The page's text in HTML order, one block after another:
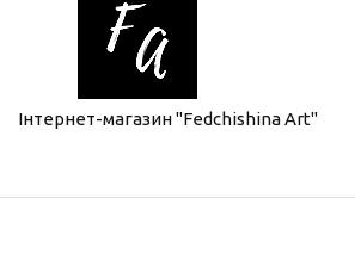
Інтернет-магазин "Fedchishina Art"